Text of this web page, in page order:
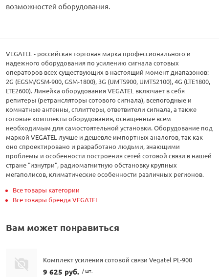
возможностей оборудования.
VEGATEL - российская торговая марка профессионального и
надежного оборудования по усилению сигнала сотовых
операторов всех существующих в настоящий момент диапазонов:
2G (EGSM/GSM-900, GSM-1800), 3G (UMTS900, UMTS2100), 4G (LTE1800,
LTE2600). Линейка оборудования VEGATEL включает в себя
репитеры (ретрансляторы сотового сигнала), всепогодные и
комнатные антенны, сплиттеры, ответвители сигнала, а также
готовые комплекты оборудования, оснащенные всем
необходимым для самостоятельной установки. Оборудование под
маркой VEGATEL лучше и дешевле импортных аналогов, так как
оно спроектировано и разработано людьми, знающими
проблемы и особенности построения сетей сотовой связи в нашей
стране "изнутри", радиомагнитную обстановку крупных
мегаполисов, климатические особенности различных регионов.
Все товары категории
Все товары бренда VEGATEL
Вам может понравиться
Комплект усиления сотовой связи Vegatel PL-900
9 625 руб. / шт.